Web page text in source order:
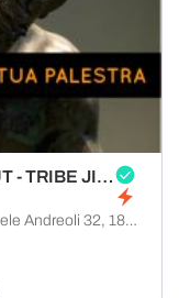
TAP OUT - TRIBE JIU JITSU IMPERIA
Via Raffaele Andreoli 32, 18100 Imperia provincia di Imperia, Italia